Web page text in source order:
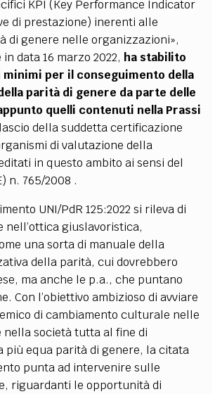
KPI (Key Performance Indicator
di prestazione) inerenti alle
di genere nelle organizzazioni»,
data 16 marzo 2022, ha stabilito
per il conseguimento della
parità di genere da parte delle
quelli contenuti nella Prassi
della suddetta certificazione
di valutazione della
in questo ambito ai sensi del
n. 765/2008 .
UNI/PdR 125:2022 si rileva di
nell’ottica giuslavoristica,
una sorta di manuale della
della parità, cui dovrebbero
ma anche le p.a., che puntano
Con l’obiettivo ambizioso di avviare
di cambiamento culturale nelle
nella società tutta al fine di
più equa parità di genere, la citata
punta ad intervenire sulle
riguardanti le opportunità di